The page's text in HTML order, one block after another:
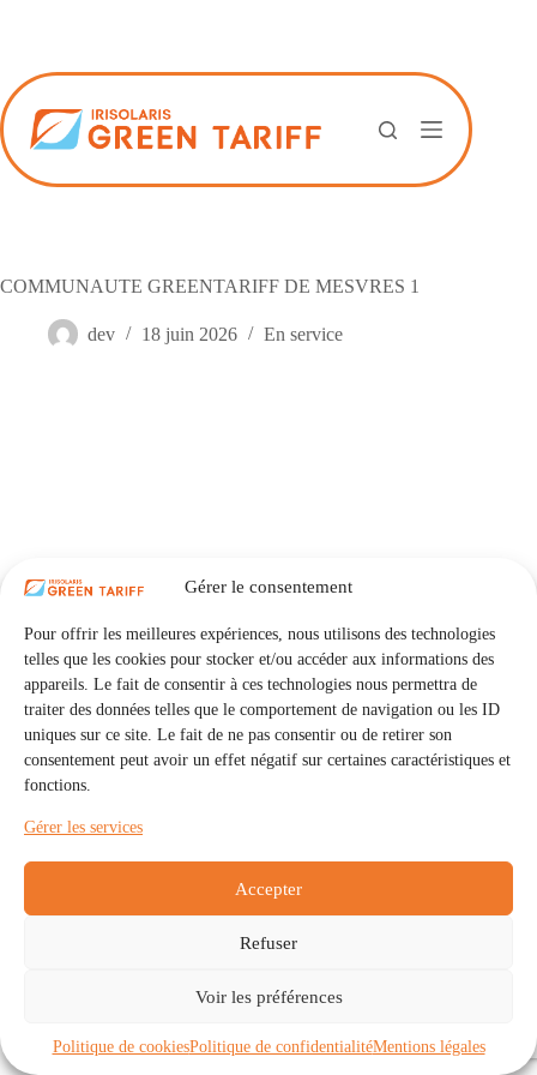
Gérer le consentement
Pour offrir les meilleures expériences, nous utilisons des technologies
telles que les cookies pour stocker et/ou accéder aux informations des
appareils. Le fait de consentir à ces technologies nous permettra de
traiter des données telles que le comportement de navigation ou les ID
uniques sur ce site. Le fait de ne pas consentir ou de retirer son
consentement peut avoir un effet négatif sur certaines caractéristiques et
fonctions.
Gérer les services
Accepter
Refuser
Voir les préférences
Politique de cookiesPolitique de confidentialitéMentions légales
COMMUNAUTE GREENTARIFF DE MESVRES 1
dev 18 juin 2026 En service
Communautés
À propos
Politique de cookies (UE)